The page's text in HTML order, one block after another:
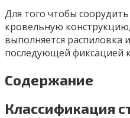
Для того чтобы
кровельную
выполняется распиловка
последующей фиксацией
Содержание
Классификация